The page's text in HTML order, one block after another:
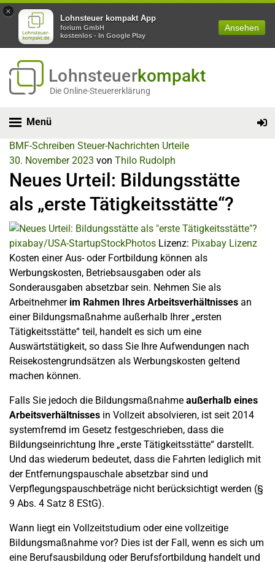
×
Lohnsteuer kompakt App
forium GmbH
kostenlos - In Google Play
Ansehen
Lohnsteuerkompakt
Die Online-Steuererklärung
Menü
BMF-Schreiben Steuer-Nachrichten Urteile
30. November 2023 von Thilo Rudolph
Neues Urteil: Bildungsstätte
als „erste Tätigkeitsstätte“?
pixabay/USA-StartupStockPhotos Lizenz: Pixabay Lizenz
Kosten einer Aus- oder Fortbildung können als
Werbungskosten, Betriebsausgaben oder als
Sonderausgaben absetzbar sein. Nehmen Sie als
Arbeitnehmer im Rahmen Ihres Arbeitsverhältnisses an
einer Bildungsmaßnahme außerhalb Ihrer „ersten
Tätigkeitsstätte“ teil, handelt es sich um eine
Auswärtstätigkeit, so dass Sie Ihre Aufwendungen nach
Reisekostengrundsätzen als Werbungskosten geltend
machen können.
Falls Sie jedoch die Bildungsmaßnahme außerhalb eines
Arbeitsverhältnisses in Vollzeit absolvieren, ist seit 2014
systemfremd im Gesetz festgeschrieben, dass die
Bildungseinrichtung Ihre „erste Tätigkeitsstätte“ darstellt.
Und das wiederum bedeutet, dass die Fahrten lediglich mit
der Entfernungspauschale absetzbar sind und
Verpflegungspauschbeträge nicht berücksichtigt werden (§
9 Abs. 4 Satz 8 EStG).
Wann liegt ein Vollzeitstudium oder eine vollzeitige
Bildungsmaßnahme vor? Dies ist der Fall, wenn es sich um
eine Berufsausbildung oder Berufsfortbildung handelt und